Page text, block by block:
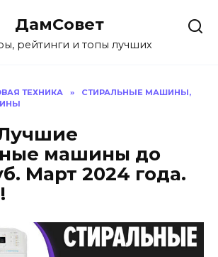
ДамСовет
рейтинги и топы лучших
ТЕХНИКА »
СТИРАЛЬНЫЕ МАШИНЫ,
машины до
Март 2024 года.